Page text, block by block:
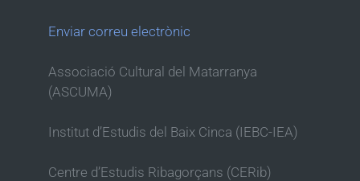
Enviar correu electrònic
Associació Cultural del Matarranya
(ASCUMA)
Institut d’Estudis del Baix Cinca (IEBC-IEA)
Centre d’Estudis Ribagorçans (CERib)